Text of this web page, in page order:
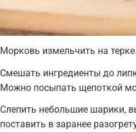
Морковь измельчить на терке.
Смешать ингредиенты до
Можно посыпать щепоткой
Слепить небольшие шарики,
поставить в заранее